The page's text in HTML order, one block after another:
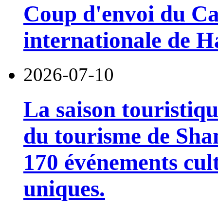
Coup d'envoi du
internationale de
2026-07-10
La saison
du tourisme de
170 événements
uniques.